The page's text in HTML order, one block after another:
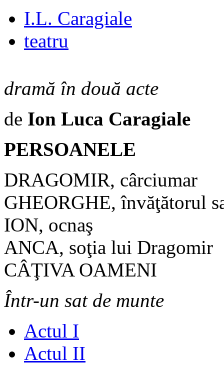
I.L. Caragiale
teatru
dramă în două acte
de Ion Luca Caragiale
PERSOANELE
DRAGOMIR, cârciumar
GHEORGHE, învăţătorul
ION, ocnaş
ANCA, soţia lui Dragomir
CÂŢIVA OAMENI
Într-un sat de munte
Actul I
Actul II